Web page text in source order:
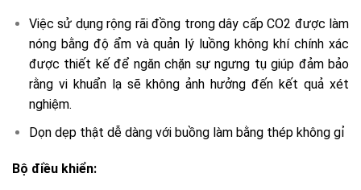
Việc sử dụng rộng rãi đồng trong dây cấp CO2 được làm
nóng bằng độ ẩm và quản lý luồng không khí chính xác
được thiết kế để ngăn chặn sự ngưng tụ giúp đảm bảo
rằng vi khuẩn lạ sẽ không ảnh hưởng đến kết quả xét
nghiệm.
Dọn dẹp thật dễ dàng với buồng làm bằng thép không gỉ
Bộ điều khiển: